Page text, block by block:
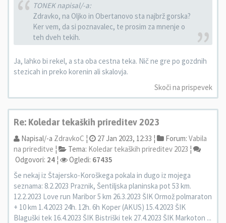
TONEK napisal/-a:
Zdravko, na Oljko in Obertanovo sta najbrž gorska?
Ker vem, da si poznavalec, te prosim za mnenje o
teh dveh tekih.
Ja, lahko bi rekel, a sta oba cestna teka. Nič ne gre po gozdnih
stezicah in preko korenin ali skalovja.
Skoči na prispevek
Re: Koledar tekaških prireditev 2023
Napisal/-a ZdravkoC ¦ 27 Jan 2023, 12:33 ¦ Forum: Vabila
na prireditve ¦ Tema: Koledar tekaških prireditev 2023 ¦
Odgovori: 24 ¦ Ogledi: 67435
Še nekaj iz Štajersko-Koroškega pokala in dugo iz mojega
seznama: 8.2.2023 Praznik, Šentiljska planinska pot 53 km.
12.2.2023 Love run Maribor 5 km 26.3.2023 ŠIK Ormož polmaraton
+ 10 km 1.4.2023 24h. 12h. 6h Koper (AKUS) 15.4.2023 ŠIK
Blaguški tek 16.4.2023 ŠIK Bistriški tek 27.4.2023 ŠIK Markoton ...